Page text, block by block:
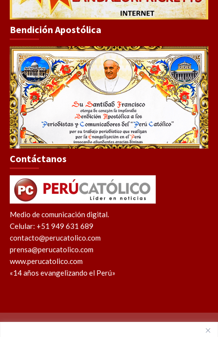
Bendición Apostólica
Contáctanos
Medio de comunicación digital.
Celular: +51 949 631 689
contacto@perucatolico.com
prensa@perucatolico.com
www.perucatolico.com
«14 años evangelizando el Perú»